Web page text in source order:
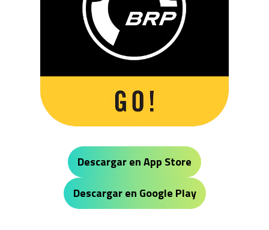
Descargar en App Store
Descargar en Google Play